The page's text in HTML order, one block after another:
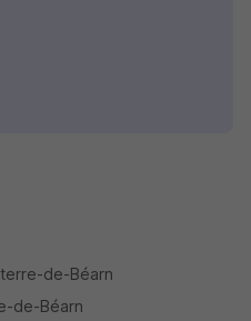
de-Béarn
de-Béarn